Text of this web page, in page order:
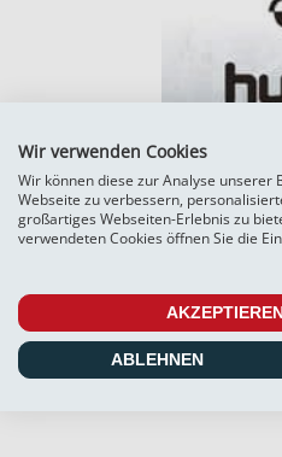
Wir verwenden Cookies
Wir können diese zur Analyse
Webseite zu verbessern,
großartiges Webseiten-Erlebnis zu
verwendeten Cookies öffnen Sie die
ABLEHNEN